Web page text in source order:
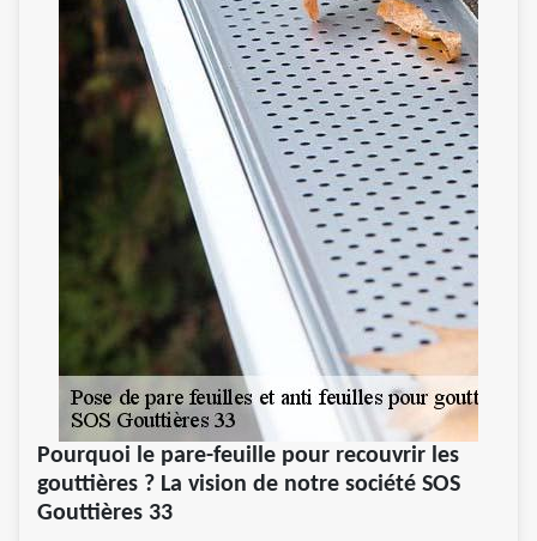
Pourquoi le pare-feuille pour recouvrir les
gouttières ? La vision de notre société SOS
Gouttières 33